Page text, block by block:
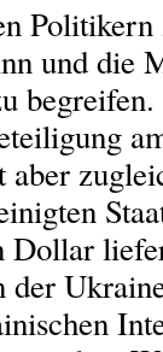
Politikern
und die